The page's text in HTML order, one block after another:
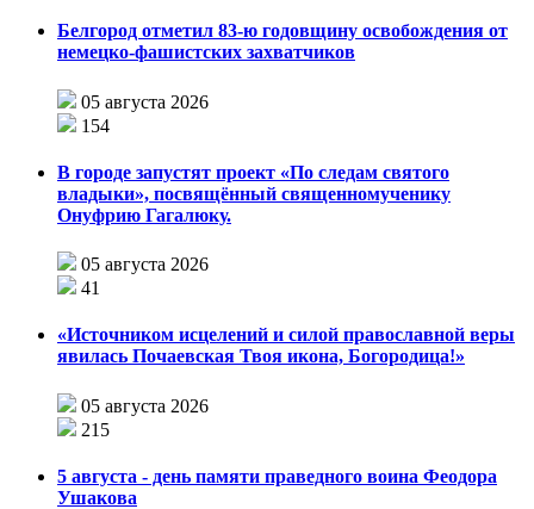
Белгород отметил 83-ю годовщину освобождения от
немецко-фашистских захватчиков
05 августа 2026
154
В городе запустят проект «По следам святого
владыки», посвящённый священномученику
Онуфрию Гагалюку.
05 августа 2026
41
«Источником исцелений и силой православной веры
явилась Почаевская Твоя икона, Богородица!»
05 августа 2026
215
5 августа - день памяти праведного воина Феодора
Ушакова